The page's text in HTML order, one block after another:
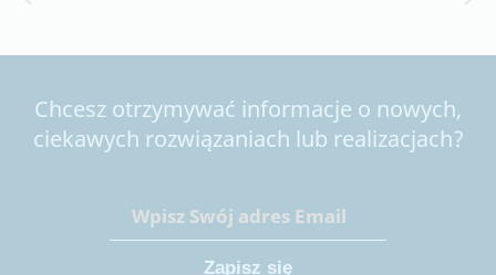
Chcesz otrzymywać informacje o nowych,
ciekawych rozwiązaniach lub realizacjach?